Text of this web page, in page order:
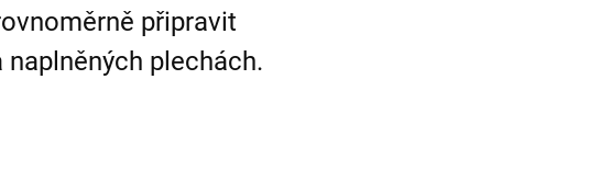
připravit
plechách.